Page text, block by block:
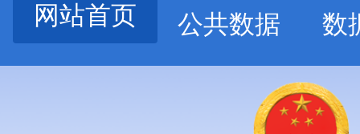
网站首页
公共数据
数